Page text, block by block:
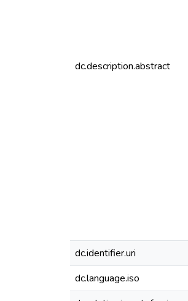
dc.description.abstract
dc.identifier.uri
dc.language.iso